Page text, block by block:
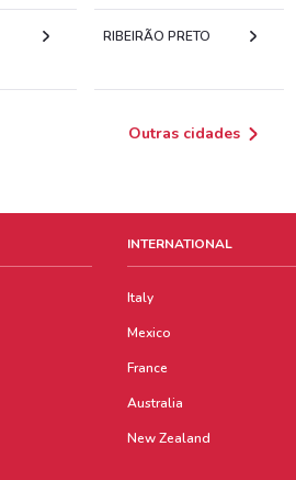
RIBEIRÃO PRETO
Outras cidades
INTERNATIONAL
Italy
Mexico
France
Australia
New Zealand